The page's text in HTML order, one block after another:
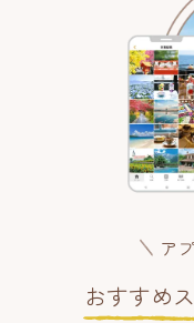
ア
おすすめ